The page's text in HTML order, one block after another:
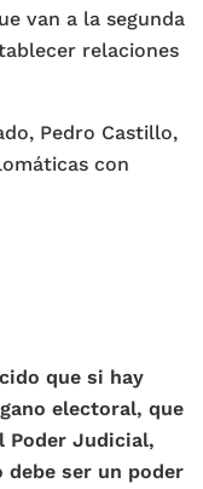
van a la segunda
relaciones
Pedro Castillo,
con
que si hay
electoral, que
Poder Judicial,
debe ser un poder